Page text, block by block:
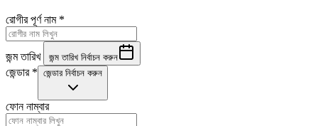
রোগীর পূর্ণ নাম *
জন্ম তারিখ জন্ম তারিখ নির্বাচন করুন
জেন্ডার * জেন্ডার নির্বাচন করুন
ফোন নাম্বার